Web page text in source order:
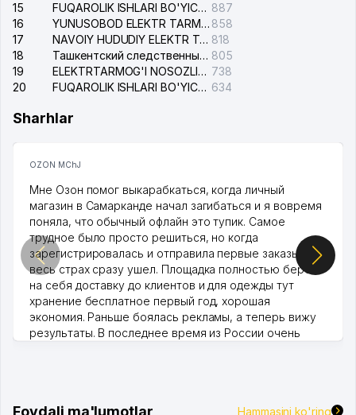
15
FUQAROLIK ISHLARI BO'YICHA YAKKASAROY TUMANLARARO SUDI 887
16
YUNUSOBOD ELEKTR TARMOG'I NOSOZLIKLARI XIZMATI 858
17
NAVOIY HUDUDIY ELEKTR TARMOQLARI KORXONASI AJ 818
18
Ташкентский следственный изолятор 805
19
ELEKTRTARMOG'I NOSOZLIKLARINI TO'ZATISH SERGELI XIZMATI 738
20
FUQAROLIK ISHLARI BO'YICHA UCH-TEPA TUMANI SUDI 634
Sharhlar
OZON MChJ
Мне Озон помог выкарабкаться, когда личный
магазин в Самарканде начал загибаться и я вовремя
поняла, что обычный офлайн это тупик. Самое
трудное было просто решиться, но когда
зарегистрировалась и отправила первые заказы,
весь страх сразу ушел. Площадка полностью берет
на себя доставку до клиентов и для одежды тут
хранение бесплатное первый год, хорошая
экономия. Раньше боялась рекламы, а теперь вижу
результаты. В последнее время из России очень
Foydali ma'lumotlar Hammasini ko'ring